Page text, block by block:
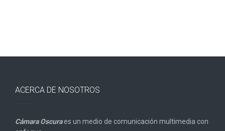
ACERCA DE NOSOTROS
Cámara Oscuraes un medio de comunicación multimedia con